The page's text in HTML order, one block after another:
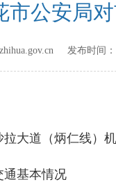
市公安局
发布时间：
道（炳仁线）机
基本情况